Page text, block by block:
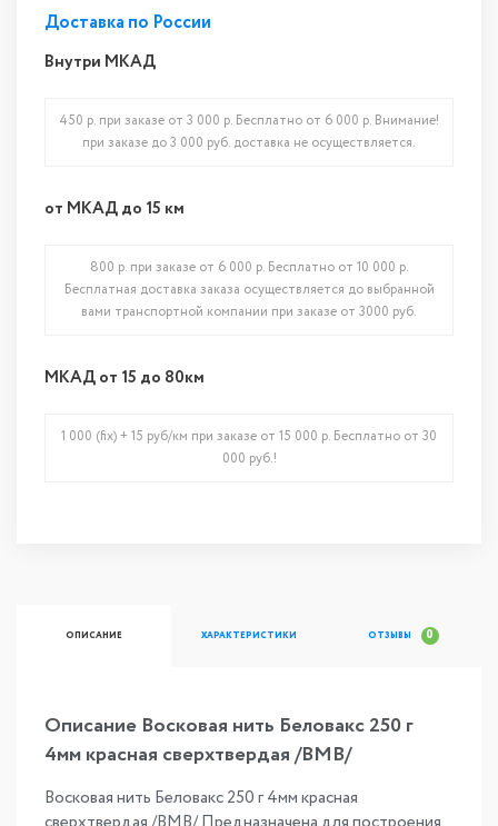
Доставка по России
Внутри МКАД
450 р. при заказе от 3 000 р. Бесплатно от 6 000 р. Внимание!
при заказе до 3 000 руб. доставка не осуществляется.
от МКАД до 15 км
800 р. при заказе от 6 000 р. Бесплатно от 10 000 р.
Бесплатная доставка заказа осуществляется до выбранной
вами транспортной компании при заказе от 3000 руб.
МКАД от 15 до 80км
1 000 (fix) + 15 руб/км при заказе от 15 000 р. Бесплатно от 30
000 руб.!
ОПИСАНИЕ ХАРАКТЕРИСТИКИ ОТЗЫВЫ 0
Описание Восковая нить Беловакс 250 г
4мм красная сверхтвердая /ВМВ/
Восковая нить Беловакс 250 г 4мм красная